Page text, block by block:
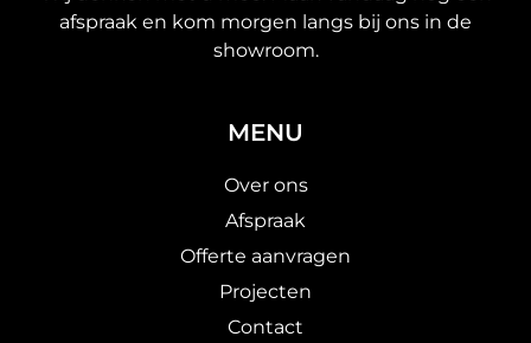
afspraak en kom morgen langs bij ons in de
showroom.
MENU
Over ons
Afspraak
Offerte aanvragen
Projecten
Contact